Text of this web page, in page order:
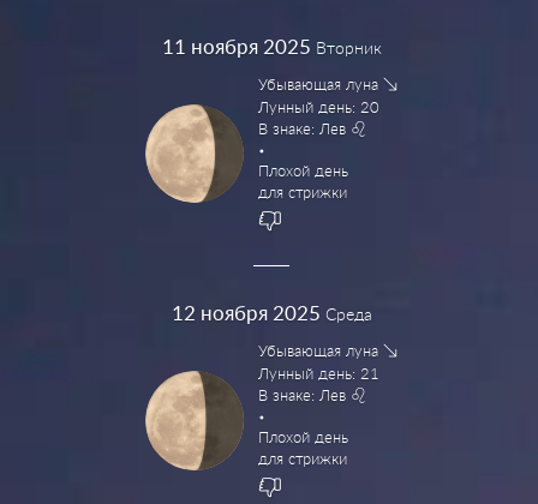
11 ноября 2025 Вторник
Убывающая луна
Лунный день: 20
В знаке: Лев
Плохой день
для стрижки
12 ноября 2025 Среда
Убывающая луна
Лунный день: 21
В знаке: Лев
Плохой день
для стрижки